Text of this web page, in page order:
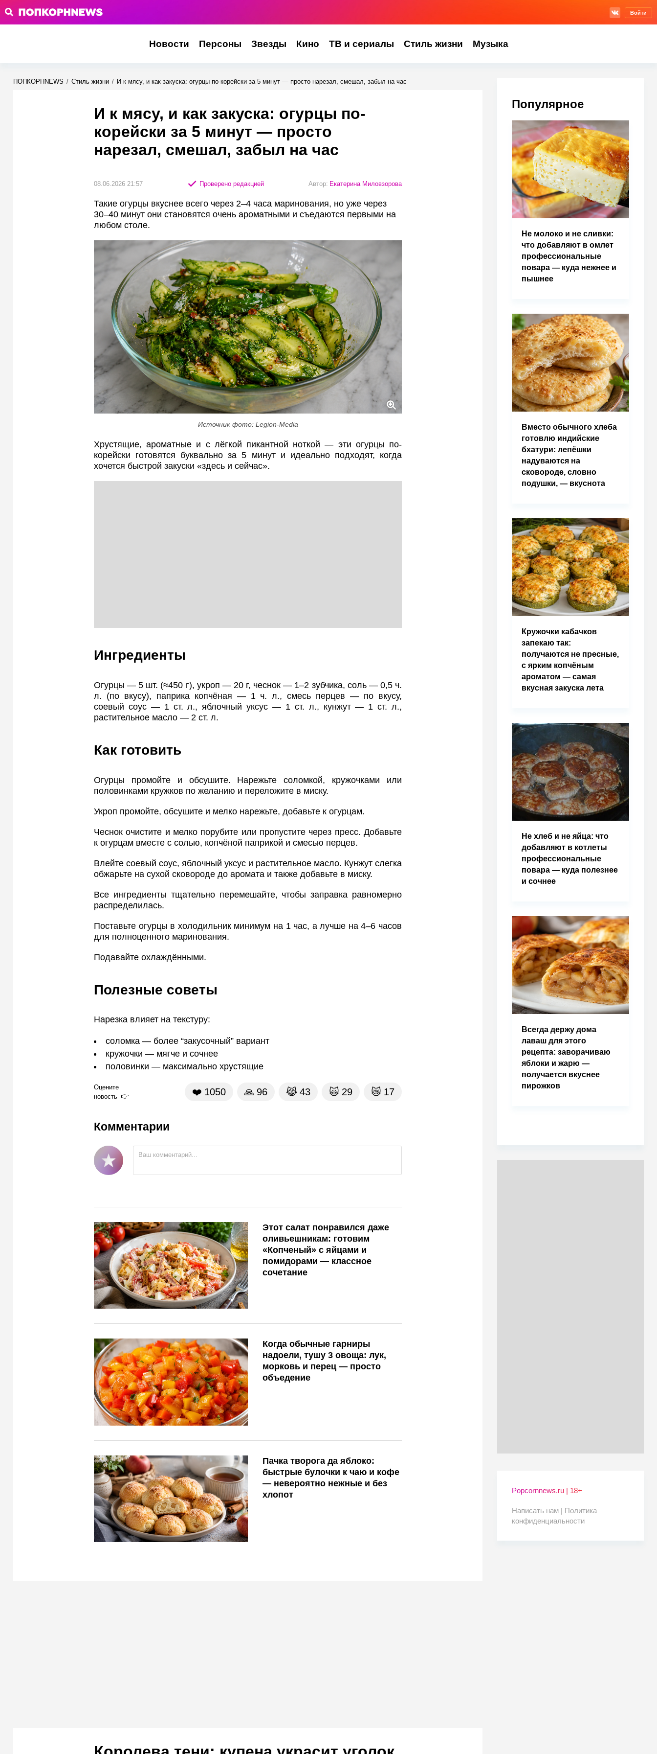
Войти
Новости Персоны Звезды Кино ТВ и сериалы Стиль жизни Музыка
ПОПКОРНNEWS / Стиль жизни / И к мясу, и как закуска: огурцы по-корейски за 5 минут — просто нарезал, смешал, забыл на час
И к мясу, и как закуска: огурцы по-
корейски за 5 минут — просто
нарезал, смешал, забыл на час
08.06.2026 21:57 Проверено редакцией Автор: Екатерина Миловзорова
Такие огурцы вкуснее всего через 2–4 часа маринования, но уже через
30–40 минут они становятся очень ароматными и съедаются первыми на
любом столе.
Источник фото: Legion-Media
Хрустящие, ароматные и с лёгкой пикантной ноткой — эти огурцы по-
корейски готовятся буквально за 5 минут и идеально подходят, когда
хочется быстрой закуски «здесь и сейчас».
Ингредиенты
Огурцы — 5 шт. (≈450 г), укроп — 20 г, чеснок — 1–2 зубчика, соль — 0,5 ч.
л. (по вкусу), паприка копчёная — 1 ч. л., смесь перцев — по вкусу,
соевый соус — 1 ст. л., яблочный уксус — 1 ст. л., кунжут — 1 ст. л.,
растительное масло — 2 ст. л.
Как готовить
Огурцы промойте и обсушите. Нарежьте соломкой, кружочками или
половинками кружков по желанию и переложите в миску.
Укроп промойте, обсушите и мелко нарежьте, добавьте к огурцам.
Чеснок очистите и мелко порубите или пропустите через пресс. Добавьте
к огурцам вместе с солью, копчёной паприкой и смесью перцев.
Влейте соевый соус, яблочный уксус и растительное масло. Кунжут слегка
обжарьте на сухой сковороде до аромата и также добавьте в миску.
Все ингредиенты тщательно перемешайте, чтобы заправка равномерно
распределилась.
Поставьте огурцы в холодильник минимум на 1 час, а лучше на 4–6 часов
для полноценного маринования.
Подавайте охлаждёнными.
Полезные советы
Нарезка влияет на текстуру:
соломка — более “закусочный” вариант
кружочки — мягче и сочнее
половинки — максимально хрустящие
Оцените
новость
❤️ 1050 🙏 96 😹 43 🙀 29 😿 17
Комментарии
Этот салат понравился даже
оливьешникам: готовим
«Копченый» с яйцами и
помидорами — классное
сочетание
Когда обычные гарниры
надоели, тушу 3 овоща: лук,
морковь и перец — просто
объедение
Пачка творога да яблоко:
быстрые булочки к чаю и кофе
— невероятно нежные и без
хлопот
Популярное
Не молоко и не сливки:
что добавляют в омлет
профессиональные
повара — куда нежнее и
пышнее
Вместо обычного хлеба
готовлю индийские
бхатури: лепёшки
надуваются на
сковороде, словно
подушки, — вкуснота
Кружочки кабачков
запекаю так:
получаются не пресные,
с ярким копчёным
ароматом — самая
вкусная закуска лета
Не хлеб и не яйца: что
добавляют в котлеты
профессиональные
повара — куда полезнее
и сочнее
Всегда держу дома
лаваш для этого
рецепта: заворачиваю
яблоки и жарю —
получается вкуснее
пирожков
Popcornnews.ru | 18+
Написать нам | Политика
конфиденциальности